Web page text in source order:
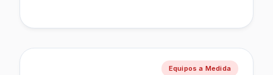
Equipos a Medida